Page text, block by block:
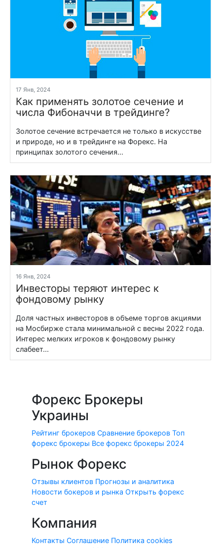
17 Янв, 2024
Как применять золотое сечение и
числа Фибоначчи в трейдинге?
Золотое сечение встречается не только в искусстве
и природе, но и в трейдинге на Форекс. На
принципах золотого сечения...
16 Янв, 2024
Инвесторы теряют интерес к
фондовому рынку
Доля частных инвесторов в объеме торгов акциями
на Мосбирже стала минимальной с весны 2022 года.
Интерес мелких игроков к фондовому рынку
слабеет...
Форекс Брокеры
Украины
Рейтинг брокеров Сравнение брокеров Топ
форекс брокеры Все форекс брокеры 2024
Рынок Форекс
Отзывы клиентов Прогнозы и аналитика
Новости бокеров и рынка Открыть форекс
счет
Компания
Контакты Соглашение Политика cookies